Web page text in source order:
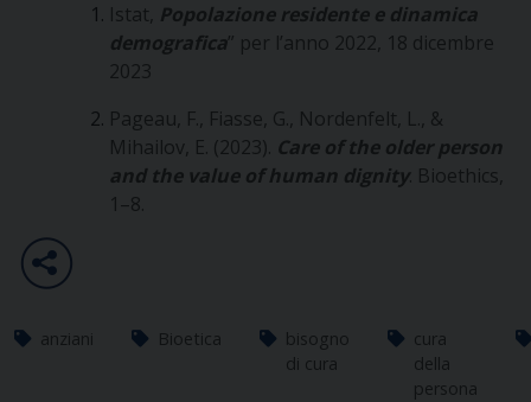
Istat, Popolazione residente e dinamica
demografica” per l’anno 2022, 18 dicembre
2023
Pageau, F., Fiasse, G., Nordenfelt, L., &
Mihailov, E. (2023). Care of the older person
and the value of human dignity. Bioethics,
1–8.
anziani Bioetica
bisogno
di cura
cura
della
persona